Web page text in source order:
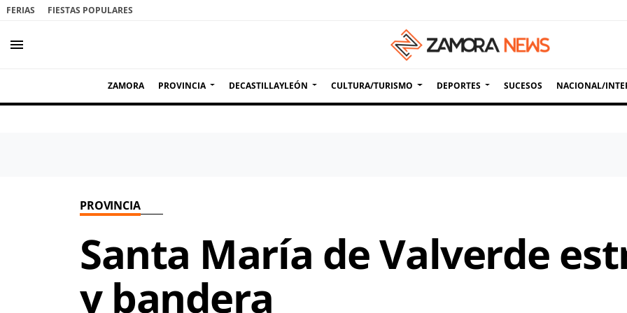
FERIAS FIESTAS POPULARES
menu
ZAMORA PROVINCIA DECASTILLAYLEÓN CULTURA/TURISMO DEPORTES SUCESOS NACIONAL/
PROVINCIA
Santa María de Valverde
y bandera